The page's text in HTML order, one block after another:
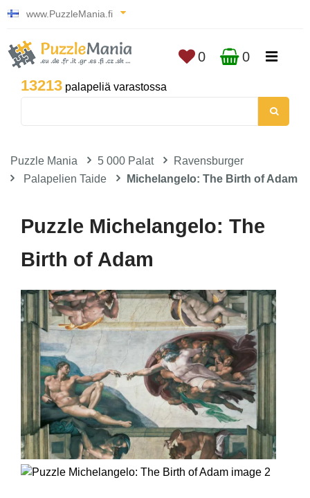
www.PuzzleMania.fi
13213 palapeliä varastossa
0 0
Puzzle Mania 5 000 Palat
Ravensburger
Palapelien Taide
Michelangelo: The Birth of Adam
Puzzle Michelangelo: The
Birth of Adam